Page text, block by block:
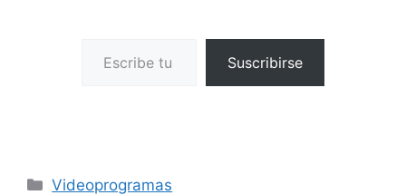
Suscribirse
Categorías
Videoprogramas